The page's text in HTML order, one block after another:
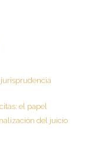
el papel
del juicio